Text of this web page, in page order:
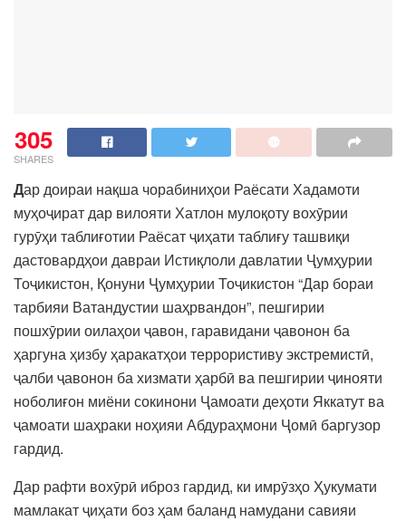
305
SHARES
Дар доираи нақша чорабиниҳои Раёсати Хадамоти
муҳоҷират дар вилояти Хатлон мулоқоту вохӯрии
гурӯҳи таблиғотии Раёсат ҷиҳати таблиғу ташвиқи
дастовардҳои давраи Истиқлоли давлатии Ҷумҳурии
Тоҷикистон, Қонуни Ҷумҳурии Тоҷикистон “Дар бораи
тарбияи Ватандустии шаҳрвандон”, пешгирии
пошхӯрии оилаҳои ҷавон, гаравидани ҷавонон ба
ҳаргуна ҳизбу ҳаракатҳои террористиву экстремистӣ,
ҷалби ҷавонон ба хизмати ҳарбӣ ва пешгирии ҷинояти
ноболиғон миёни сокинони Ҷамоати деҳоти Яккатут ва
ҷамоати шаҳраки ноҳияи Абдураҳмони Ҷомӣ баргузор
гардид.
Дар рафти вохӯрӣ иброз гардид, ки имрӯзҳо Ҳукумати
мамлакат ҷиҳати боз ҳам баланд намудани савияи